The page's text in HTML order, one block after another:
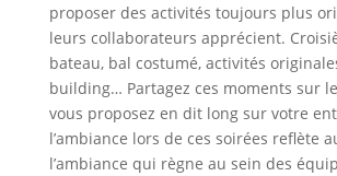
proposer des activités toujours plus
leurs collaborateurs apprécient.
bateau, bal costumé, activités
building… Partagez ces moments sur
vous proposez en dit long sur votre
l’ambiance lors de ces soirées reflète
l’ambiance qui règne au sein des